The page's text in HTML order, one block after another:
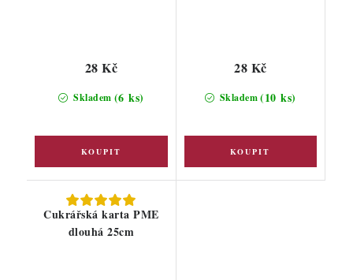
Skladem (6 ks)
28 Kč
Skladem(10 ks)
28 Kč
Cukrářská karta PME
dlouhá 25cm